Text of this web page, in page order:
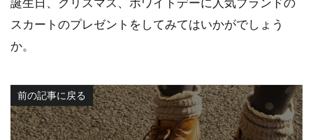
スカートのプレゼントをしてみてはいかがでしょう
か。
前の記事に戻る